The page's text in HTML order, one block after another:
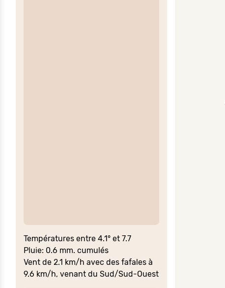
Températures entre 4.1° et 7.7
Pluie: 0.6 mm. cumulés
Vent de 2.1 km/h avec des fafales à
9.6 km/h, venant du Sud/Sud-Ouest